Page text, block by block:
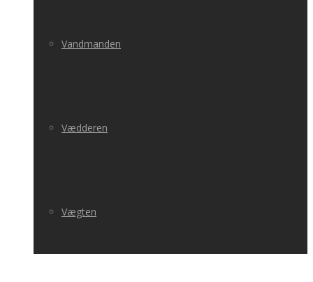
Vandmanden
Vædderen
Vægten